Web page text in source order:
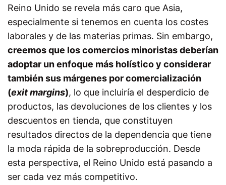
Reino Unido se revela más caro que Asia,
especialmente si tenemos en cuenta los costes
laborales y de las materias primas. Sin embargo,
creemos que los comercios minoristas deberían
adoptar un enfoque más holístico y considerar
también sus márgenes por comercialización
(exit margins), lo que incluiría el desperdicio de
productos, las devoluciones de los clientes y los
descuentos en tienda, que constituyen
resultados directos de la dependencia que tiene
la moda rápida de la sobreproducción. Desde
esta perspectiva, el Reino Unido está pasando a
ser cada vez más competitivo.